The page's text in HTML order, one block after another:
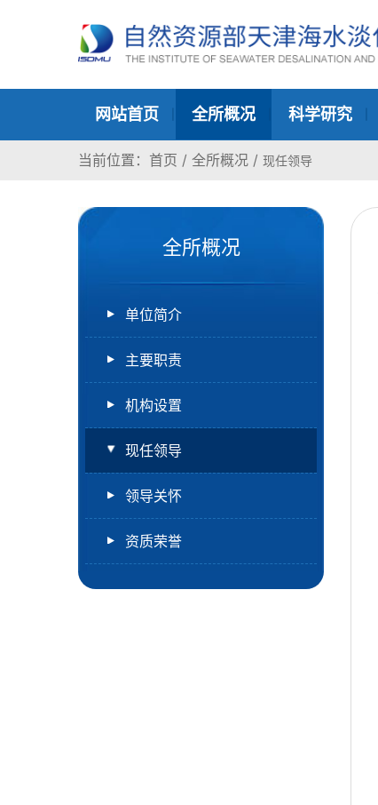
网站首页 全所概况 科学研究
当前位置： 首页 / 全所概况 / 现任领导
全所概况
单位简介
主要职责
机构设置
现任领导
领导关怀
资质荣誉